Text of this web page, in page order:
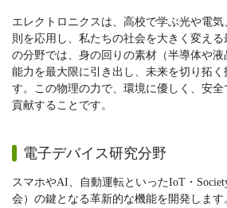
エレクトロニクスは、高校で学ぶ光や電
則を応用し、私たちの社会を大きく変える
の分野では、身の回りの素材（半導体や
能力を最大限に引き出し、未来を切り拓く
す。この物理の力で、環境に優しく、安
貢献することです。
電子デバイス研究分野
スマホやAI、自動運転といったIoT・
会）の鍵となる革新的な機能を開発しま